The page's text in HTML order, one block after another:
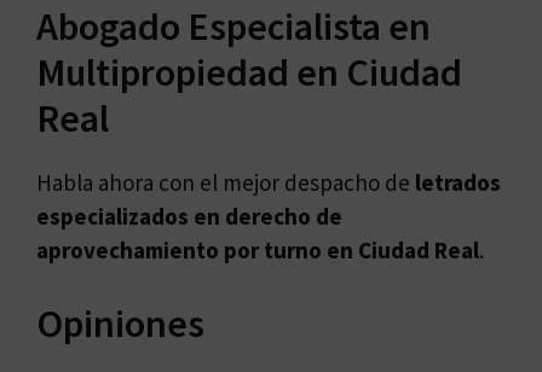
Abogado Especialista en
Multipropiedad en Ciudad
Real
Habla ahora con el mejor despacho de letrados
especializados en derecho de
aprovechamiento por turno en Ciudad Real.
Opiniones